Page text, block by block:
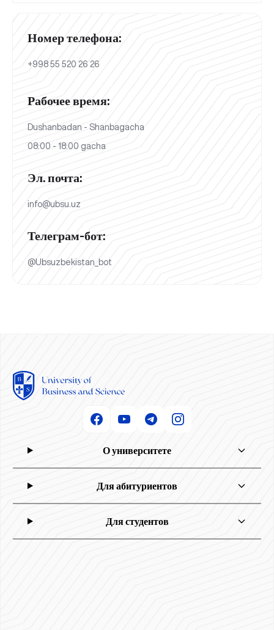
Номер телефона:
+998 55 520 26 26
Рабочее время:
Dushanbadan - Shanbagacha
08:00 - 18:00 gacha
Эл. почта:
info@ubsu.uz
Телеграм-бот:
@Ubsuzbekistan_bot
О университете
Для абитуриентов
Для студентов